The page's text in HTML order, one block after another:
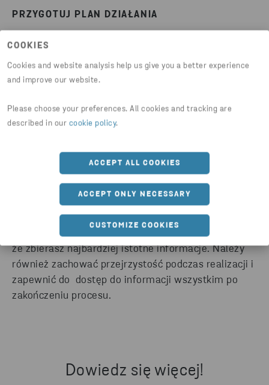
COOKIES
Cookies and website analysis help us give you a better experience
and improve our website.
Please choose your preferences. All cookies and tracking are
described in our cookie policy.
ACCEPT ALL COOKIES
ACCEPT ONLY NECESSARY
CUSTOMIZE COOKIES
PRZYGOTUJ PLAN DZIAŁANIA
Kiedy wszystkie priorytety są ustalone, stwórz tzw.
mapę drogową- plan działania i podziel go na
główne obszary lub kierunki działań.
OKREŚL ZASADY PRZEWODNIE
zasad przewodnich, które obejmują Twoje
przekonania i wartości oraz kierowanie organizacją. ​
BUDUJ ZAANGAŻOWANIE
Zaangażuj odpowiednich ludzi, aby mieć pewność,
że zbierasz najbardziej istotne informacje. Należy
również zachować przejrzystość podczas realizacji i
zapewnić do dostęp do informacji wszystkim po
zakończeniu procesu.
Dowiedz się więcej!